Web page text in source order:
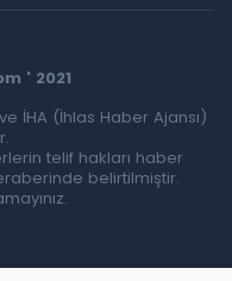
' 2021
İHA (İhlas Haber Ajansı)
telif hakları haber
belirtilmiştir.